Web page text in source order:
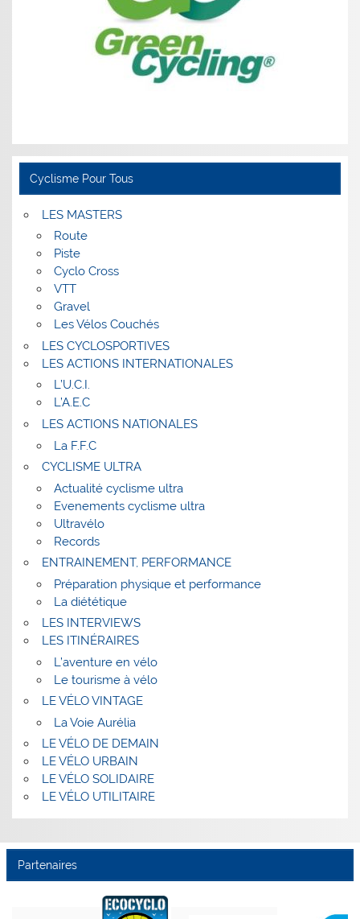
Cyclisme Pour Tous
LES MASTERS
Route
Piste
Cyclo Cross
VTT
Gravel
Les Vélos Couchés
LES CYCLOSPORTIVES
LES ACTIONS INTERNATIONALES
L’U.C.I.
L’A.E.C
LES ACTIONS NATIONALES
La F.F.C
CYCLISME ULTRA
Actualité cyclisme ultra
Evenements cyclisme ultra
Ultravélo
Records
ENTRAINEMENT, PERFORMANCE
Préparation physique et performance
La diététique
LES INTERVIEWS
LES ITINÉRAIRES
L’aventure en vélo
Le tourisme à vélo
LE VÉLO VINTAGE
La Voie Aurélia
LE VÉLO DE DEMAIN
LE VÉLO URBAIN
LE VÉLO SOLIDAIRE
LE VÉLO UTILITAIRE
Partenaires